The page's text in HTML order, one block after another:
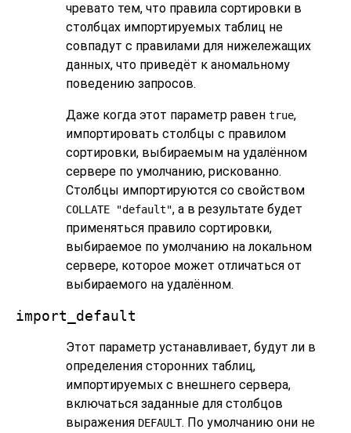
чревато тем, что правила сортировки в
столбцах импортируемых таблиц не
совпадут с правилами для нижележащих
данных, что приведёт к аномальному
поведению запросов.
Даже когда этот параметр равен true,
импортировать столбцы с правилом
сортировки, выбираемым на удалённом
сервере по умолчанию, рискованно.
Столбцы импортируются со свойством
COLLATE "default", а в результате будет
применяться правило сортировки,
выбираемое по умолчанию на локальном
сервере, которое может отличаться от
выбираемого на удалённом.
import_default
Этот параметр устанавливает, будут ли в
определения сторонних таблиц,
импортируемых с внешнего сервера,
включаться заданные для столбцов
выражения DEFAULT. По умолчанию они не